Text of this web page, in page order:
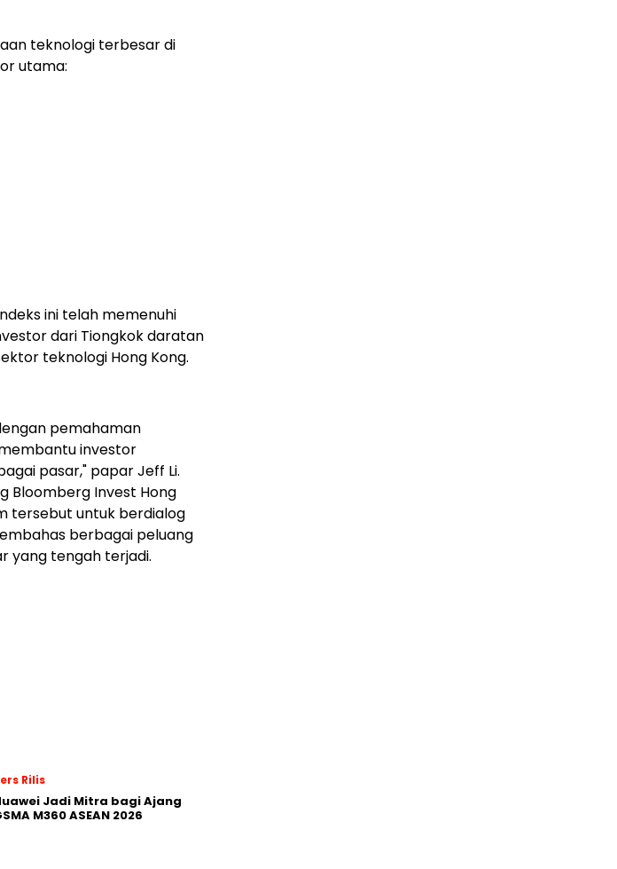
teknologi terbesar di
utama:
ini telah memenuhi
dari Tiongkok daratan
teknologi Hong Kong.
pemahaman
investor
pasar," papar Jeff Li.
Bloomberg Invest Hong
tersebut untuk berdialog
berbagai peluang
yang tengah terjadi.
Rilis
Jadi Mitra bagi Ajang
M360 ASEAN 2026